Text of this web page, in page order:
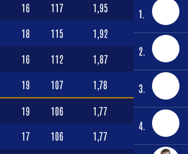
16 117 1,95
18 115 1,92
16 112 1,87
19 107 1,78
19 106 1,77
17 106 1,77
1.
2.
3.
4.